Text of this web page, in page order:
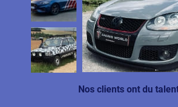
Nos clients ont du